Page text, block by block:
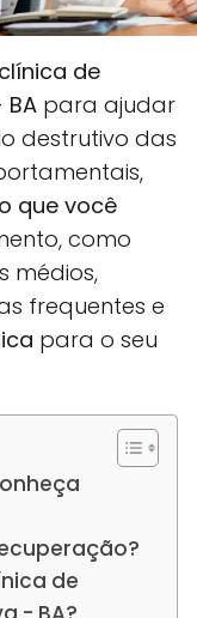
clínica de
para ajudar
destrutivo das
que você
como
médios,
frequentes e
para o seu
de